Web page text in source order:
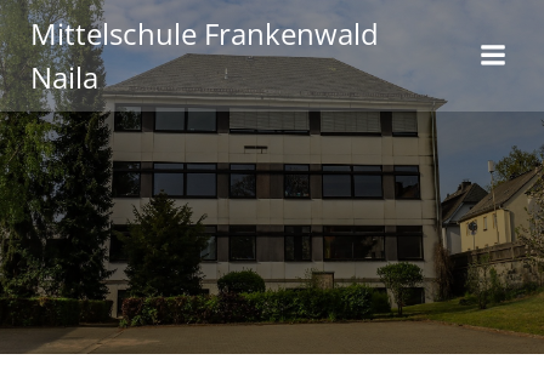
Inhalt
springen
Mittelschule Frankenwald
Naila